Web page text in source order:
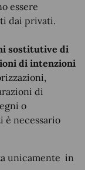
essere
dai privati.
sostitutive di
di intenzioni
di
o
è necessario
unicamente in